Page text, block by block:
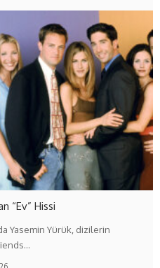
“Ev” Hissi
Yasemin Yürük, dizilerin